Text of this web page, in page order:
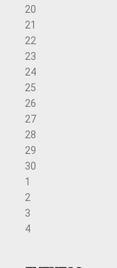
20
21
22
23
24
25
26
27
28
29
30
1
2
3
4